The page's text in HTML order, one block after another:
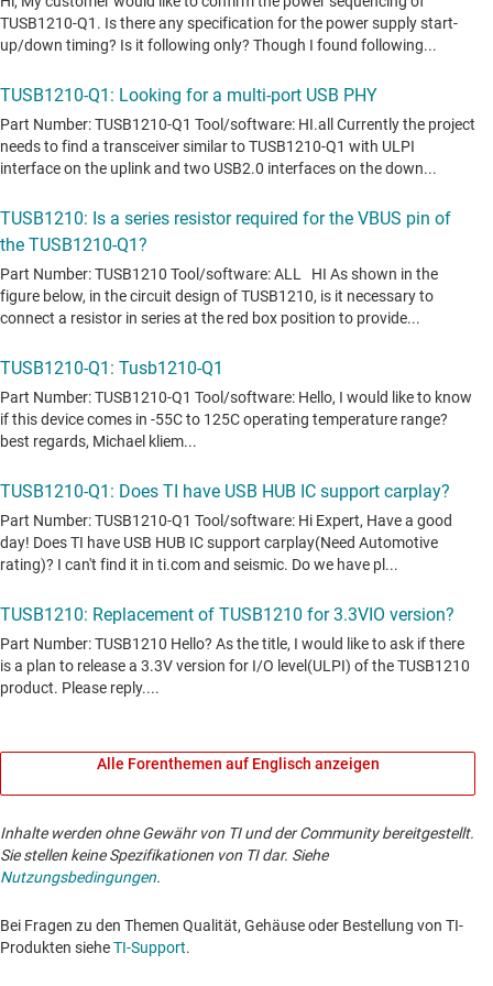
Alle Forenthemen auf Englisch anzeigen
Inhalte werden ohne Gewähr von TI und der Community bereitgestellt.
Sie stellen keine Spezifikationen von TI dar. Siehe
Nutzungsbedingungen.
Bei Fragen zu den Themen Qualität, Gehäuse oder Bestellung von TI-
Produkten sieheTI-Support. ​​​​​​​​​​​​​​